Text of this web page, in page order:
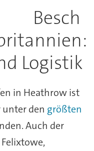
Besch
Logistik
in Heathrow ist
den größten
Auch der